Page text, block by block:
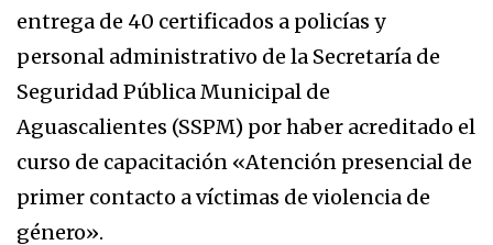
entrega de 40 certificados a policías y
personal administrativo de la Secretaría de
Seguridad Pública Municipal de
Aguascalientes (SSPM) por haber acreditado el
curso de capacitación «Atención presencial de
primer contacto a víctimas de violencia de
género».